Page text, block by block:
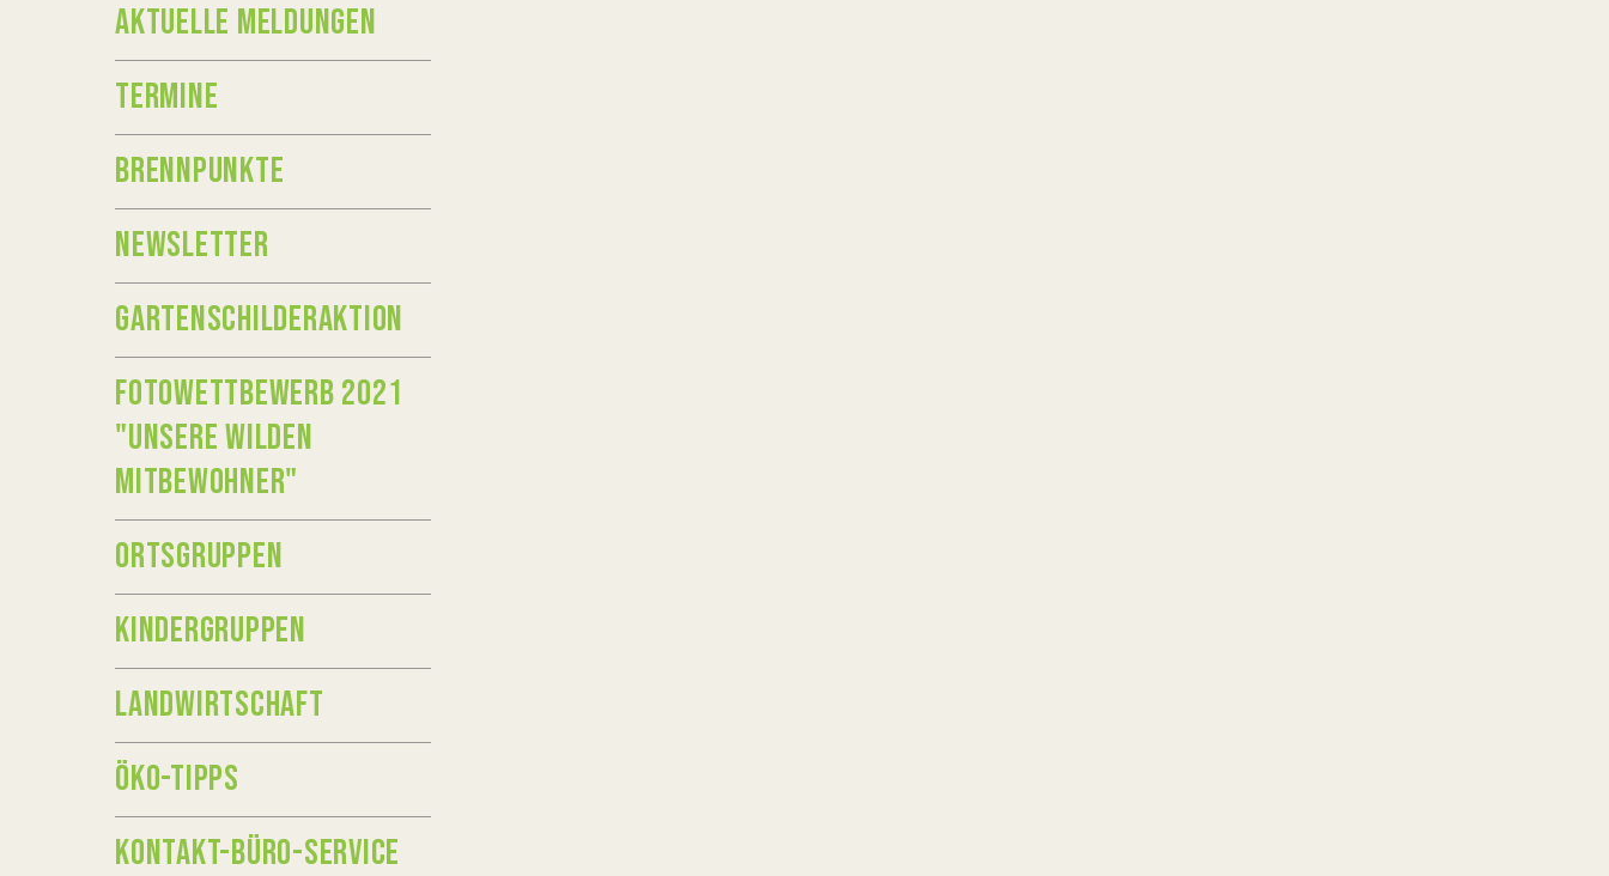
AKTUELLE MELDUNGEN
TERMINE
BRENNPUNKTE
NEWSLETTER
GARTENSCHILDERAKTION
FOTOWETTBEWERB 2021
"UNSERE WILDEN
MITBEWOHNER"
ORTSGRUPPEN
KINDERGRUPPEN
LANDWIRTSCHAFT
ÖKO-TIPPS
KONTAKT-BÜRO-SERVICE